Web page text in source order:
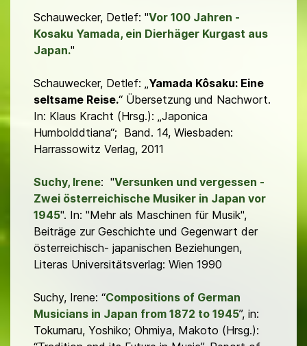
Schauwecker, Detlef: "Vor 100 Jahren -
Kosaku Yamada, ein Dierhäger Kurgast aus
Japan."
Schauwecker, Detlef: „Yamada Kôsaku: Eine
seltsame Reise.“ Übersetzung und Nachwort.
In: Klaus Kracht (Hrsg.): „Japonica
Humbolddtiana“; Band. 14, Wiesbaden:
Harrassowitz Verlag, 2011
Suchy, Irene: "Versunken und vergessen -
Zwei österreichische Musiker in Japan vor
1945". In: "Mehr als Maschinen für Musik",
Beiträge zur Geschichte und Gegenwart der
österreichisch- japanischen Beziehungen,
Literas Universitätsverlag: Wien 1990
Suchy, Irene: “Compositions of German
Musicians in Japan from 1872 to 1945”, in:
Tokumaru, Yoshiko; Ohmiya, Makoto (Hrsg.):